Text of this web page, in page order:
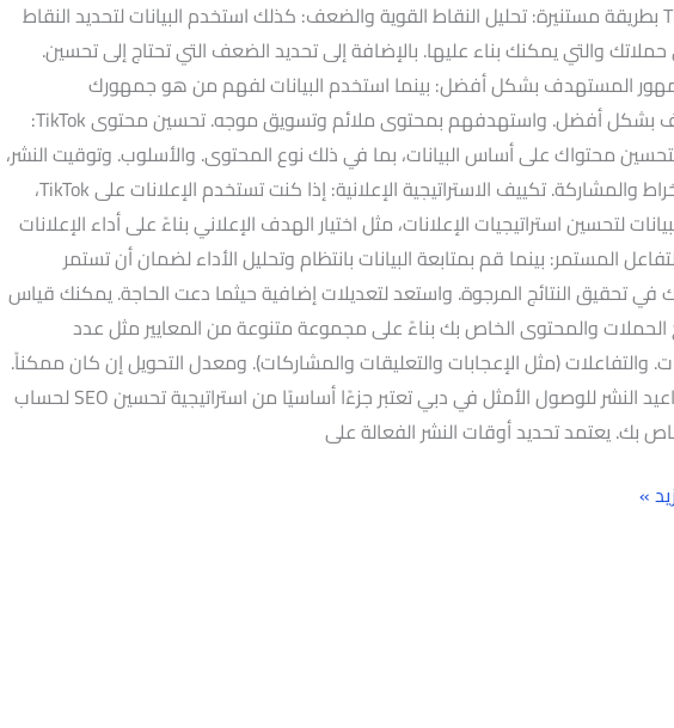
على TikTok بطريقة مستنيرة: تحليل النقاط القوية والضعف: كذلك استخدم البيانات لتحديد النقاط
والتي يمكنك بناء عليها. بالإضافة إلى تحديد الضعف التي تحتاج إلى تحسين.
المستهدف بشكل أفضل: بينما استخدم البيانات لفهم من هو جمهورك
المستهدف بشكل أفضل. واستهدفهم بمحتوى ملائم وتسويق موجه. تحسين محتوى TikTok:
محتواك على أساس البيانات، بما في ذلك نوع المحتوى. والأسلوب. وتوقيت النشر،
لزيادة الانخراط والمشاركة. تكييف الاستراتيجية الإعلانية: إذا كنت تستخدم الإعلانات على TikTok،
لتحسين استراتيجيات الإعلانات، مثل اختيار الهدف الإعلاني بناءً على أداء الإعلانات
المستمر: بينما قم بمتابعة البيانات بانتظام وتحليل الأداء لضمان أن تستمر
في تحقيق النتائج المرجوة. واستعد لتعديلات إضافية حيثما دعت الحاجة. يمكنك قياس
والمحتوى الخاص بك بناءً على مجموعة متنوعة من المعايير مثل عدد
والتفاعلات (مثل الإعجابات والتعليقات والمشاركات). ومعدل التحويل إن كان ممكناً.
أفضل مواعيد النشر للوصول الأمثل في دبي تعتبر جزءًا أساسيًا من استراتيجية تحسين SEO لحساب
»